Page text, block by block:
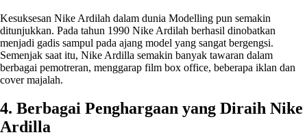
Kesuksesan Nike Ardilah dalam dunia Modelling pun semakin
ditunjukkan. Pada tahun 1990 Nike Ardilah berhasil dinobatkan
menjadi gadis sampul pada ajang model yang sangat bergengsi.
Semenjak saat itu, Nike Ardilla semakin banyak tawaran dalam
berbagai pemotreran, menggarap film box office, beberapa iklan dan
cover majalah.
4. Berbagai Penghargaan yang Diraih Nike
Ardilla